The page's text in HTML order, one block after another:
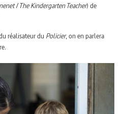
/The Kindergarten Teacher) de
réalisateur du Policier, on en parlera